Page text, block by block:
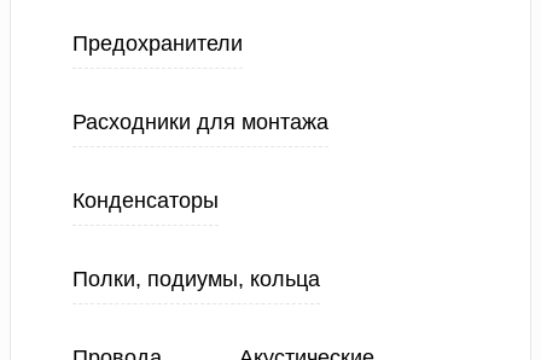
Предохранители
Расходники для монтажа
Конденсаторы
Полки, подиумы, кольца